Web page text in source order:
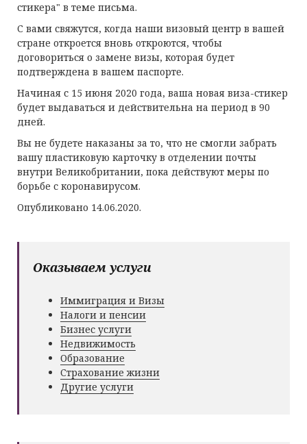
стикера" в теме письма.
С вами свяжутся, когда наши визовый центр в вашей
стране откроется вновь откроются, чтобы
договориться о замене визы, которая будет
подтверждена в вашем паспорте.
Начиная с 15 июня 2020 года, ваша новая виза-стикер
будет выдаваться и действительна на период в 90
дней.
Вы не будете наказаны за то, что не смогли забрать
вашу пластиковую карточку в отделении почты
внутри Великобритании, пока действуют меры по
борьбе с коронавирусом.
Опубликовано 14.06.2020.
Оказываем услуги
Иммиграция и Визы
Налоги и пенсии
Бизнес услуги
Недвижимость
Образование
Страхование жизни
Другие услуги